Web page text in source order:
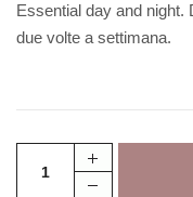
Essential day and night.
due volte a settimana.